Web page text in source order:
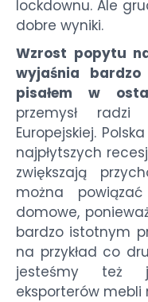
lockdownu. Ale
dobre wyniki.
Wzrost popytu
wyjaśnia
pisałem w
przemysł
Europejskiej.
najpłytszych
zwiększają
można
domowe,
bardzo istotnym
na przykład co
jesteśmy też
eksporterów mebli